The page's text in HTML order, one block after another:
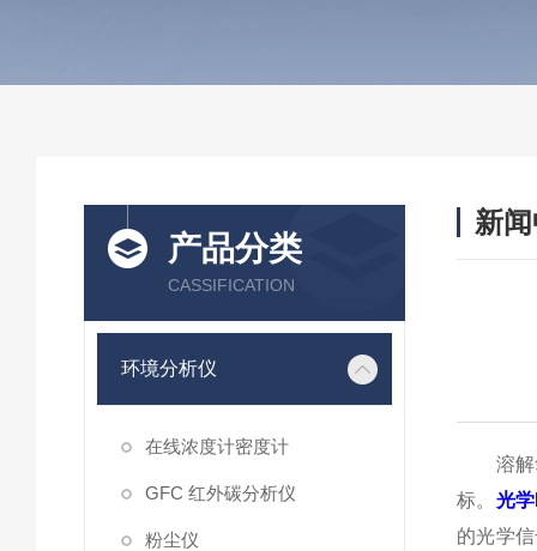
产品分类
CASSIFICATION
环境分析仪
在线浓度计密度计
GFC 红外碳分析仪
粉尘仪
新
溶解氧
标。 光
的光学